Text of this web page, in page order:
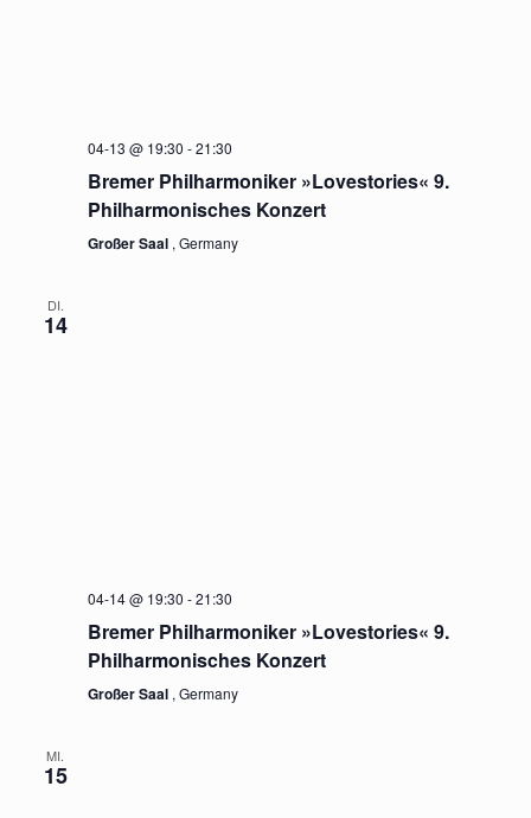
04-13 @ 19:30 -21:30
Bremer Philharmoniker »Lovestories« 9.
Philharmonisches Konzert
Großer Saal , Germany
DI.
14
04-14 @ 19:30 -21:30
Bremer Philharmoniker »Lovestories« 9.
Philharmonisches Konzert
Großer Saal , Germany
MI.
15